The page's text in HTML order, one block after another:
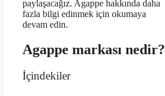
paylaşacağız. Agappe hakkında daha
fazla bilgi edinmek için okumaya
devam edin.
Agappe markası nedir?
İçindekiler